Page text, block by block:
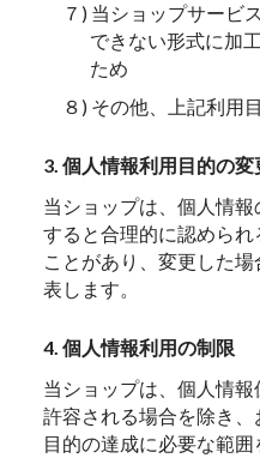
７) 当ショップサービ
できない形式に加
ため
８) その他、上記利用
3. 個人情報利用目的の変
当ショップは、個人情
すると合理的に認めら
ことがあり、変更した
表します。
4. 個人情報利用の制限
当ショップは、個人情
許容される場合を除き
目的の達成に必要な範